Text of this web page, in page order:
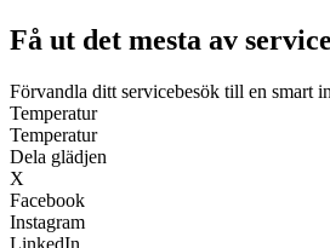
Få ut det mesta av
Förvandla ditt servicebesök till en smart
Temperatur
Temperatur
Dela glädjen
X
Facebook
Instagram
LinkedIn